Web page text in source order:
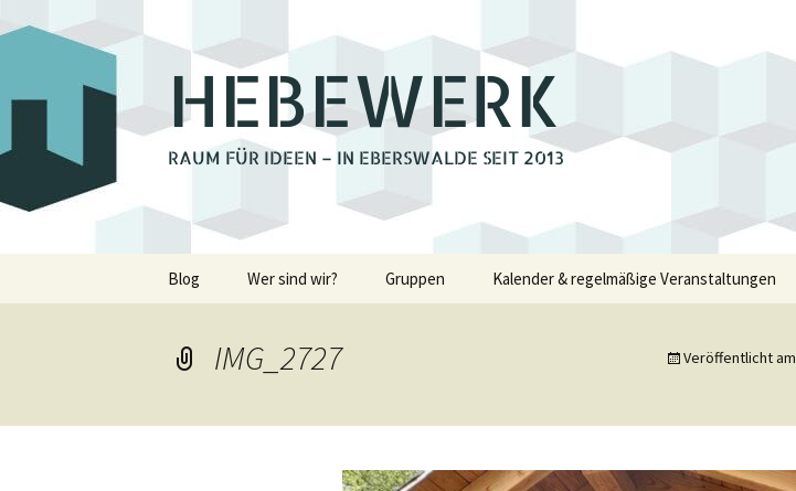
HEBEWERK
RAUM FÜR IDEEN – IN EBERSWALDE SEIT 2013
Inhalt
Blog Wer sind wir? Gruppen
Holzwerkstatt
Lastenrad Eberswalde
Kalender & regelmäßige Veranstaltungen
IMG_2727 Veröffentlicht am